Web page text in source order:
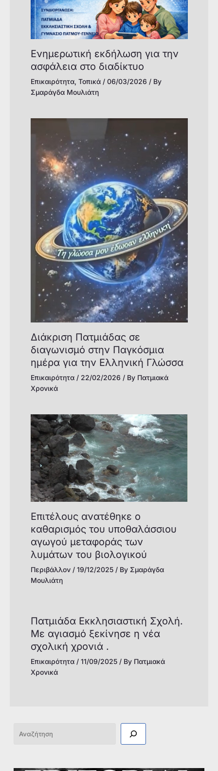
Ενημερωτική εκδήλωση για την
ασφάλεια στο διαδίκτυο
Επικαιρότητα, Τοπικά/ 06/03/2026 / By
Σμαράγδα Μουλιάτη
Διάκριση Πατμιάδας σε
διαγωνισμό στην Παγκόσμια
ημέρα για την Ελληνική Γλώσσα
Επικαιρότητα/ 22/02/2026 / By Πατμιακά
Χρονικά
Επιτέλους ανατέθηκε ο
καθαρισμός του υποθαλάσσιου
αγωγού μεταφοράς των
λυμάτων του βιολογικού
Περιβάλλον/ 19/12/2025 / By Σμαράγδα
Μουλιάτη
Πατμιάδα Εκκλησιαστική Σχολή.
Με αγιασμό ξεκίνησε η νέα
σχολική χρονιά .
Επικαιρότητα/ 11/09/2025 / By Πατμιακά
Χρονικά
Αναζήτηση